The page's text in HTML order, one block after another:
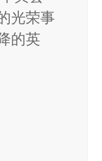
光荣事
的英